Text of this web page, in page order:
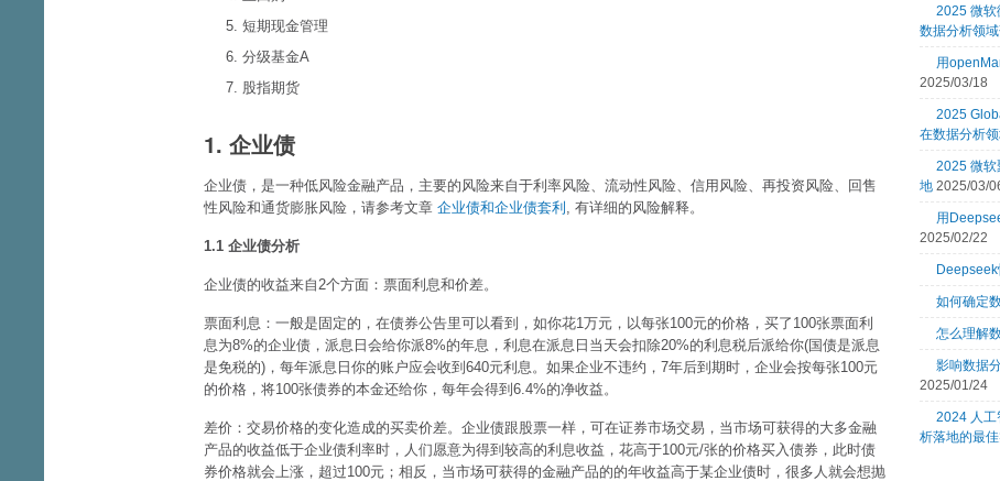
短期现金管理
分级基金A
股指期货
1. 企业债
企业债，是一种低风险金融产品，主要的风险来自于利率风险、流动性风险、信用风险、再投资风险、回售
性风险和通货膨胀风险，请参考文章 企业债和企业债套利 , 有详细的风险解释。
1.1 企业债分析
企业债的收益来自2个方面：票面利息和价差。
票面利息：一般是固定的，在债券公告里可以看到，如你花1万元，以每张100元的价格，买了100张票面利
息为8%的企业债，派息日会给你派8%的年息，利息在派息日当天会扣除20%的利息税后派给你(国债是派息
是免税的)，每年派息日你的账户应会收到640元利息。如果企业不违约，7年后到期时，企业会按每张100元
的价格，将100张债券的本金还给你，每年会得到6.4%的净收益。
差价：交易价格的变化造成的买卖价差。企业债跟股票一样，可在证券市场交易，当市场可获得的大多金融
产品的收益低于企业债利率时，人们愿意为得到较高的利息收益，花高于100元/张的价格买入债券，此时债
券价格就会上涨，超过100元；相反，当市场可获得的金融产品的的年收益高于某企业债时，很多人就会想抛
2025 微软
数据分析领
用
2025/03/18
2025
在数据分析
2025 微软
地 2025/03/
用
2025/02/22
如何确定
怎么理解
影响数据
2025/01/24
2024 人工
析落地的最